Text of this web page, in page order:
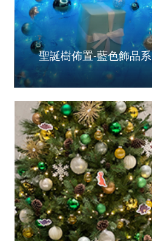
聖誕樹佈置-藍色飾品系